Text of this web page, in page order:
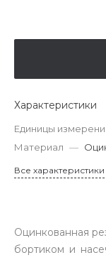
Характеристики
Единицы
Материал —
Все характеристики
Оцинкованная
бортиком и